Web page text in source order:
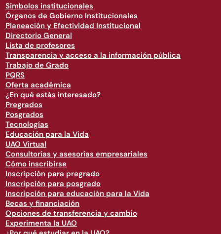
Símbolos institucionales
Órganos de Gobierno Institucionales
Planeación y Efectividad Institucional
Directorio General
Lista de profesores
Transparencia y acceso a la información pública
Trabajo de Grado
PQRS
Oferta académica
¿En qué estás interesado?
Pregrados
Posgrados
Tecnologías
Educación para la Vida
UAO Virtual
Consultorías y asesorías empresariales
Cómo inscribirse
Inscripción para pregrado
Inscripción para posgrado
Inscripción para educación para la Vida
Becas y financiación
Opciones de transferencia y cambio
Experimenta la UAO